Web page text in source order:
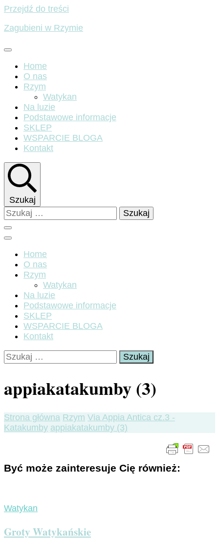
Przejdź do treści
Zagubieni w Rzymie
Home
O nas
Rzym
Watykan
Na luzie
Podstawowe informacje
SKLEP
WSPARCIE BLOGA
Kontakt
Szukaj
Szukaj:
Home
O nas
Rzym
Watykan
Na luzie
Podstawowe informacje
SKLEP
WSPARCIE BLOGA
Kontakt
Szukaj:
appiakatakumby (3)
Strona główna Rzym Via Appia Antica cz.3 -
Katakumby appiakatakumby (3)
Być może zainteresuje Cię również:
Watykan
Groty Watykańskie